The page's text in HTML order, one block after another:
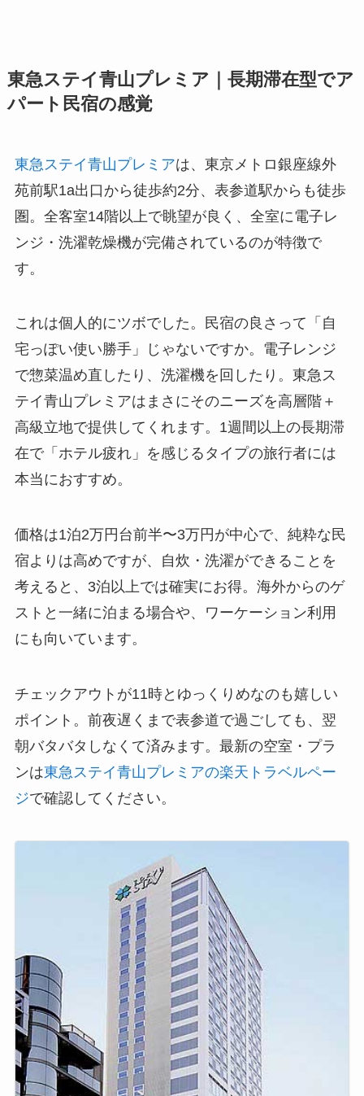
東急ステイ青山プレミア｜長期滞在型でア
パート民宿の感覚
東急ステイ青山プレミアは、東京メトロ銀座線外
苑前駅1a出口から徒歩約2分、表参道駅からも徒歩
圏。全客室14階以上で眺望が良く、全室に電子レ
ンジ・洗濯乾燥機が完備されているのが特徴で
す。
これは個人的にツボでした。民宿の良さって「自
宅っぽい使い勝手」じゃないですか。電子レンジ
で惣菜温め直したり、洗濯機を回したり。東急ス
テイ青山プレミアはまさにそのニーズを高層階＋
高級立地で提供してくれます。1週間以上の長期滞
在で「ホテル疲れ」を感じるタイプの旅行者には
本当におすすめ。
価格は1泊2万円台前半〜3万円が中心で、純粋な民
宿よりは高めですが、自炊・洗濯ができることを
考えると、3泊以上では確実にお得。海外からのゲ
ストと一緒に泊まる場合や、ワーケーション利用
にも向いています。
チェックアウトが11時とゆっくりめなのも嬉しい
ポイント。前夜遅くまで表参道で過ごしても、翌
朝バタバタしなくて済みます。最新の空室・プラ
ンは東急ステイ青山プレミアの楽天トラベルペー
ジで確認してください。